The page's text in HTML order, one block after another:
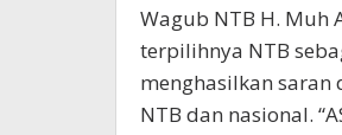
Wagub NTB H. Muh
terpilihnya NTB
menghasilkan
NTB dan nasional.